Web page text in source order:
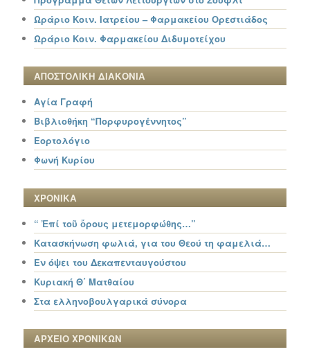
Ωράριο Κοιν. Ιατρείου – Φαρμακείου Ορεστιάδος
Ωράριο Κοιν. Φαρμακείου Διδυμοτείχου
ΑΠΟΣΤΟΛΙΚΗ ΔΙΑΚΟΝΙΑ
Αγία Γραφή
Βιβλιοθήκη “Πορφυρογέννητος”
Εορτολόγιο
Φωνή Κυρίου
ΧΡΟΝΙΚΑ
“ Ἐπί τοῦ ὄρους μετεμορφώθης…”
Κατασκήνωση φωλιά, για του Θεού τη φαμελιά…
Εν όψει του Δεκαπενταυγούστου
Κυριακή Θ΄ Ματθαίου
Στα ελληνοβουλγαρικά σύνορα
ΑΡΧΕΙΟ ΧΡΟΝΙΚΩΝ